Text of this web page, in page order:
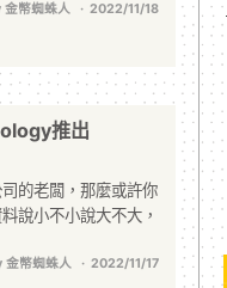
金幣蜘蛛人
2022/11/18
推出
的老闆，那麼或許你
說小不小說大不大，
金幣蜘蛛人
2022/11/17